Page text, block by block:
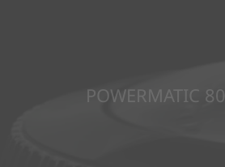
POWERMATIC 80